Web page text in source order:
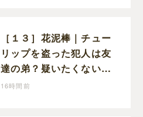
［１３］花泥棒｜チュー
リップを盗った犯人は友
達の弟？疑いたくない気
持ちと真実の間でひとり
16時間前